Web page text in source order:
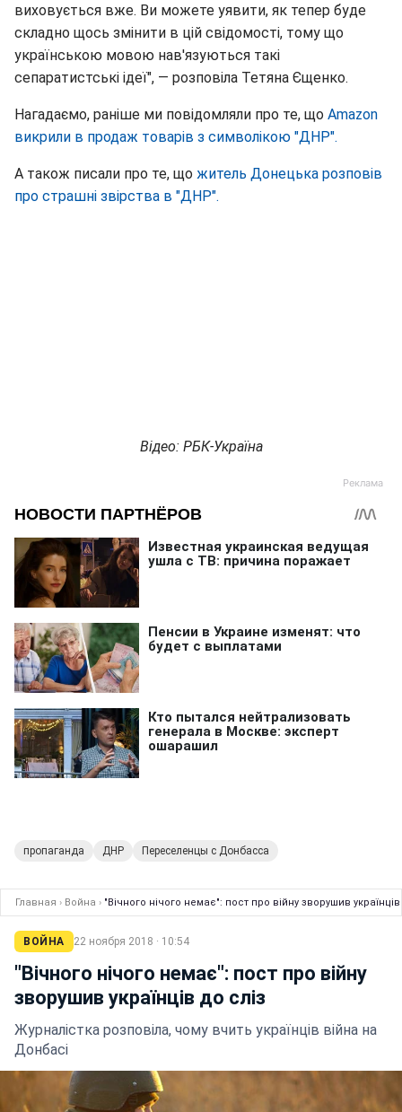
виховується вже. Ви можете уявити, як тепер буде
складно щось змінити в цій свідомості, тому що
українською мовою нав'язуються такі
сепаратистські ідеї", — розповіла Тетяна Єщенко.
Нагадаємо, раніше ми повідомляли про те, що Amazon
викрили в продаж товарів з символікою "ДНР".
А також писали про те, що житель Донецька розповів
про страшні звірства в "ДНР".
Відео: РБК-Україна
пропаганда ДНР Переселенцы с Донбасса
Главная › Война › "Вічного нічого немає": пост про війну зворушив українців
ВОЙНА 22 ноября 2018 · 10:54
"Вічного нічого немає": пост про війну
зворушив українців до сліз
Журналістка розповіла, чому вчить українців війна на
Донбасі